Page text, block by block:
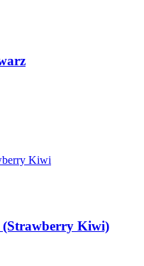
Kiwi)